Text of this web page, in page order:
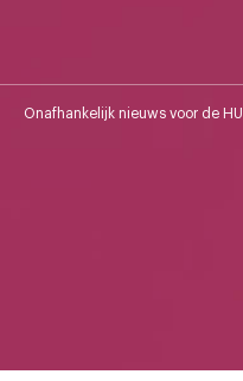
Onafhankelijk nieuws voor de HU